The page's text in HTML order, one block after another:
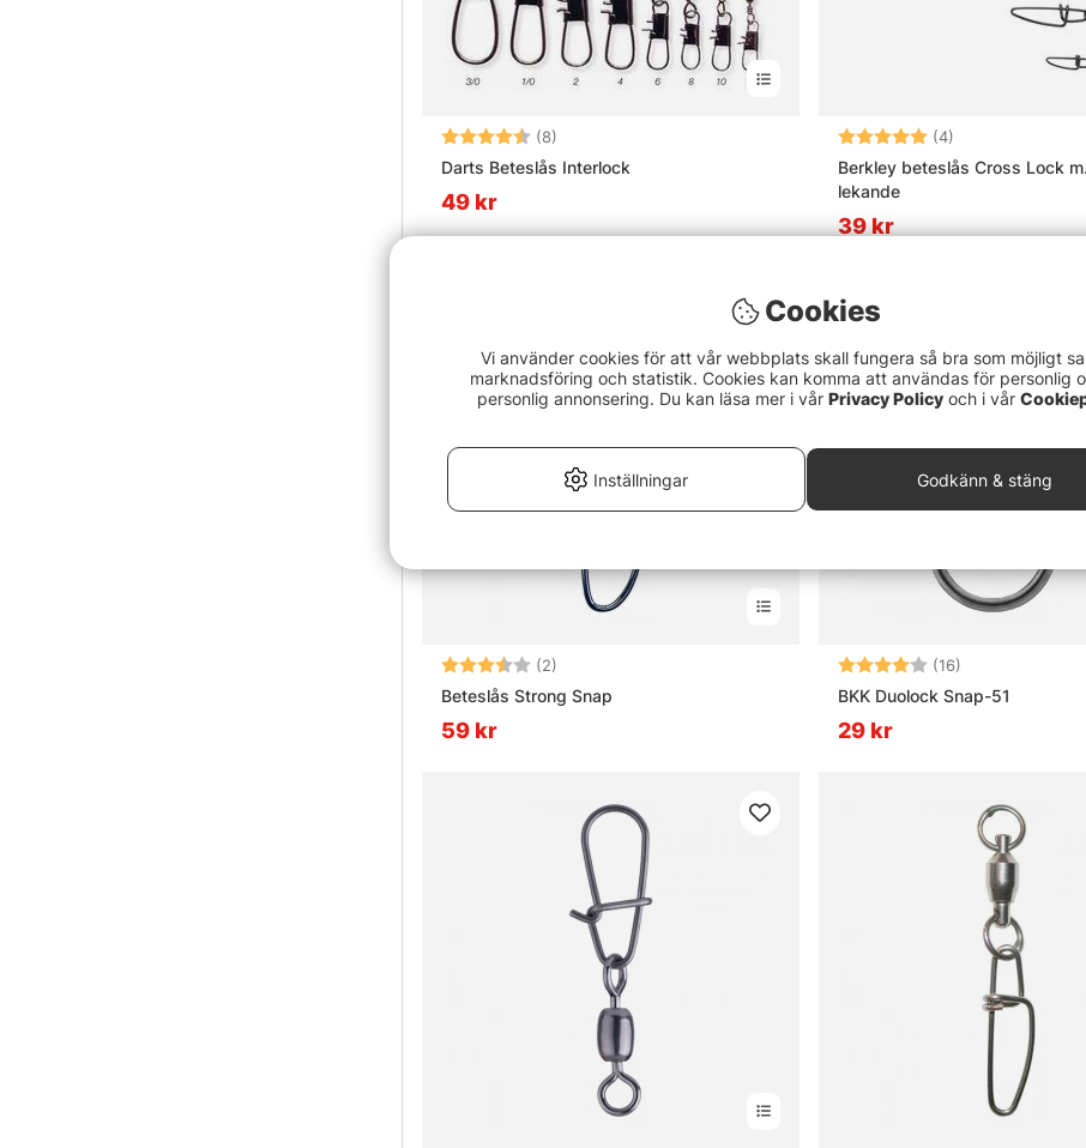
Betyg: (8)
Darts Beteslås Interlock
49 kr
Betyg: (4)
Berkley beteslås Cross Lock
lekande
39 kr
Betyg: (2)
Beteslås Strong Snap
59 kr
Betyg: (16)
BKK Duolock Snap-51
29 kr
Cookies
Vi använder cookies för att vår webbplats skall fungera så bra som möjligt
marknadsföring och statistik. Cookies kan komma att användas för personlig
personlig annonsering. Du kan läsa mer i vår Privacy Policy och i vår
Inställningar Godkänn & stäng